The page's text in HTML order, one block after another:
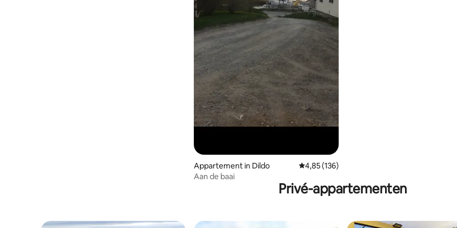
Appartement in Dildo Gemiddelde beoordeling van 4,85 uit 5, 136
4,85 (136)
Aan de baai
Privé-appartementen